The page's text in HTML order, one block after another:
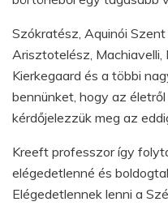
Szókratész, Aquinói
Arisztotelész, Machiavelli,
Kierkegaard és a többi
bennünket, hogy az
kérdőjelezzük meg az
Kreeft professzor így
elégedetlenné és
Elégedetlennek lenni a